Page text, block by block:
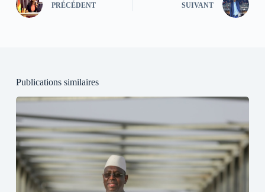
PRÉCÉDENT SUIVANT
Publications similaires